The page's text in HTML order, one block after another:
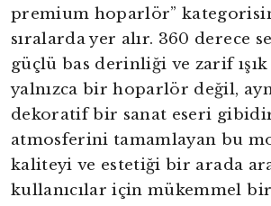
premium hoparlör”
sıralarda yer alır. 360 derece
güçlü bas derinliği ve zarif
yalnızca bir hoparlör değil,
dekoratif bir sanat eseri
atmosferini tamamlayan bu
kaliteyi ve estetiği bir arada
kullanıcılar için mükemmel